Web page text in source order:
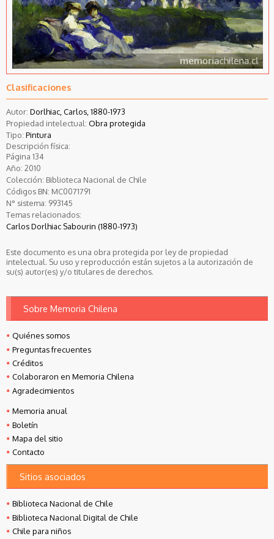
Clasificaciones
Autor: Dorlhiac, Carlos, 1880-1973
Propiedad intelectual: Obra protegida
Tipo: Pintura
Descripción física:
Página 134
Año: 2010
Colección: Biblioteca Nacional de Chile
Códigos BN: MC0071791
N° sistema: 993145
Temas relacionados:
Carlos Dorlhiac Sabourin (1880-1973)
Este documento es una obra protegida por ley de propiedad
intelectual. Su uso y reproducción están sujetos a la autorización de
su(s) autor(es) y/o titulares de derechos.
Sobre Memoria Chilena
Quiénes somos
Preguntas frecuentes
Créditos
Colaboraron en Memoria Chilena
Agradecimientos
Memoria anual
Boletín
Mapa del sitio
Contacto
Sitios asociados
Biblioteca Nacional de Chile
Biblioteca Nacional Digital de Chile
Chile para niños